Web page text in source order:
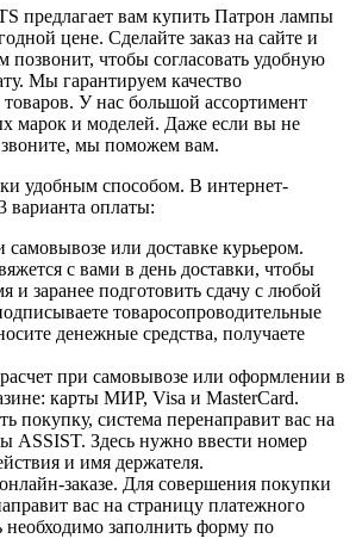
предлагает вам купить Патрон лампы
цене. Сделайте заказ на сайте и
позвонит, чтобы согласовать удобную
Мы гарантируем качество
У нас большой ассортимент
марок и моделей. Даже если вы не
мы поможем вам.
удобным способом. В интернет-
варианта оплаты:
или доставке курьером.
с вами в день доставки, чтобы
и заранее подготовить сдачу с любой
товаросопроводительные
денежные средства, получаете
при самовывозе или оформлении в
карты МИР, Visa и MasterCard.
покупку, система перенаправит вас на
ASSIST. Здесь нужно ввести номер
и имя держателя.
заказе. Для совершения покупки
вас на страницу платежного
необходимо заполнить форму по